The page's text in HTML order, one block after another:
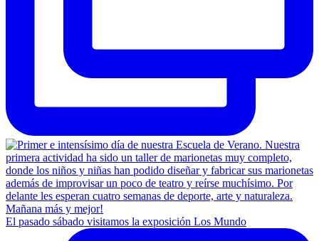
El pasado sábado visitamos la exposición Los Mundo